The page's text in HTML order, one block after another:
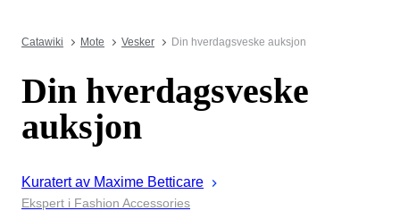
Catawiki Mote Vesker Din hverdagsveske auksjon
Din hverdagsveske
auksjon
Kuratert av Maxime Betticare
Ekspert i Fashion Accessories